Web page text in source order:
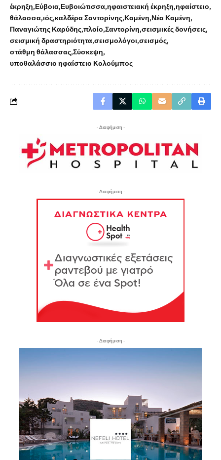
έκρηξη Εύβοια Ευβοιώτισσα ηφαιστειακή έκρηξη ηφαίστειο
θάλασσα ιός καλδέρα Σαντορίνης Καμένη Νέα Καμένη
Παναγιώτης Καρύδης πλοίο Σαντορίνη σεισμικές δονήσεις
σεισμική δραστηριότητα σεισμολόγοι σεισμός
στάθμη θάλασσας Σύσκεψη
υποθαλάσσιο ηφαίστειο Κολούμπος
- Διαφήμιση -
- Διαφήμιση -
- Διαφήμιση -